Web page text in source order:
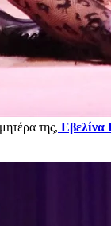
της, Εβελίνα